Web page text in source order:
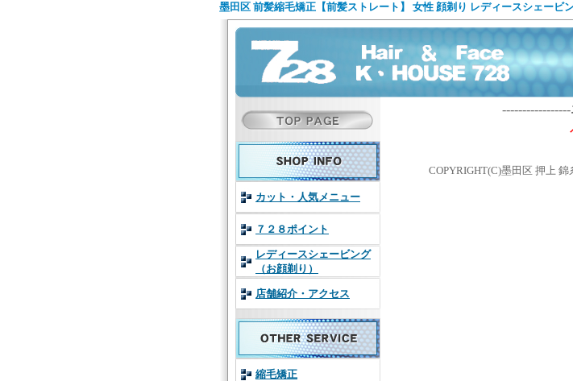
墨田区 前髪縮毛矯正【前髪ストレート】 女性 顔剃り レディースシェー
カット・人気メニュー
７２８ポイント
レディースシェービング
（お顔剃り）
店舗紹介・アクセス
縮毛矯正
-----------------
COPYRIGHT(C)墨田区 押上 錦